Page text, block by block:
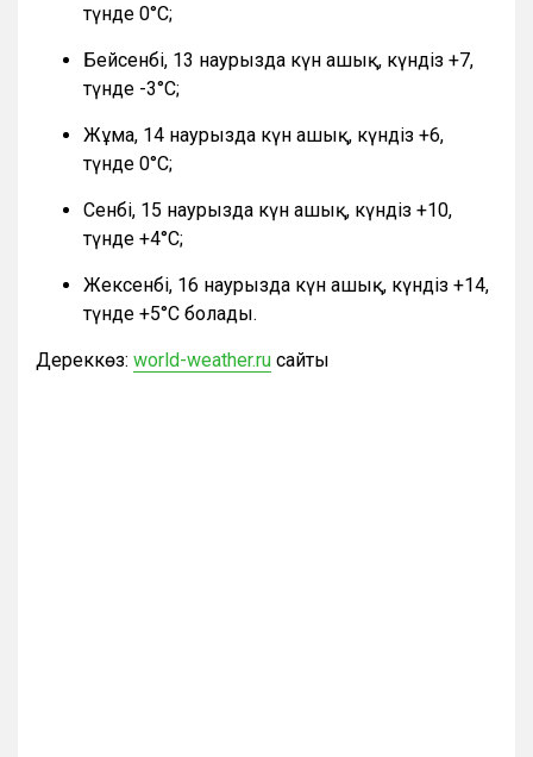
түнде 0°C;
Бейсенбі, 13 наурызда күн ашық, күндіз +7,
түнде -3°C;
Жұма, 14 наурызда күн ашық, күндіз +6,
түнде 0°C;
Сенбі, 15 наурызда күн ашық, күндіз +10,
түнде +4°C;
Жексенбі, 16 наурызда күн ашық, күндіз +14,
түнде +5°C болады.
Дереккөз: world-weather.ru сайты